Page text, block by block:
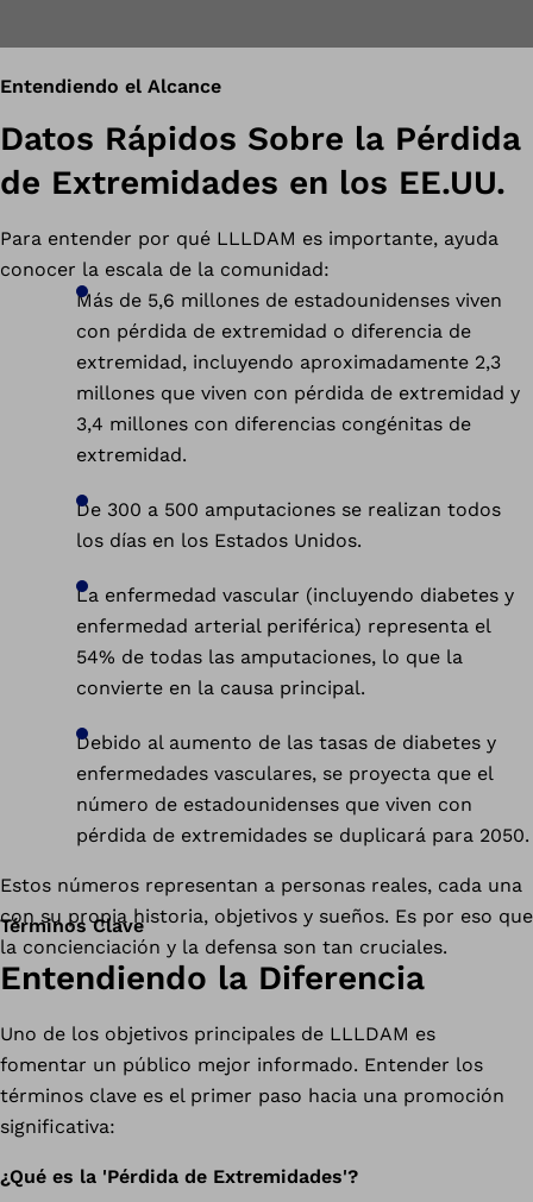
Entendiendo el Alcance
Datos Rápidos Sobre la Pérdida
de Extremidades en los EE.UU.
Para entender por qué LLLDAM es importante, ayuda
conocer la escala de la comunidad:
Más de 5,6 millones de estadounidenses viven
con pérdida de extremidad o diferencia de
extremidad, incluyendo aproximadamente 2,3
millones que viven con pérdida de extremidad y
3,4 millones con diferencias congénitas de
extremidad.
De 300 a 500 amputaciones se realizan todos
los días en los Estados Unidos.
La enfermedad vascular (incluyendo diabetes y
enfermedad arterial periférica) representa el
54% de todas las amputaciones, lo que la
convierte en la causa principal.
Debido al aumento de las tasas de diabetes y
enfermedades vasculares, se proyecta que el
número de estadounidenses que viven con
pérdida de extremidades se duplicará para 2050.
Estos números representan a personas reales, cada una
con su propia historia, objetivos y sueños. Es por eso que
la concienciación y la defensa son tan cruciales.
Términos Clave
Entendiendo la Diferencia
Uno de los objetivos principales de LLLDAM es
fomentar un público mejor informado. Entender los
términos clave es el primer paso hacia una promoción
significativa:
¿Qué es la 'Pérdida de Extremidades'?